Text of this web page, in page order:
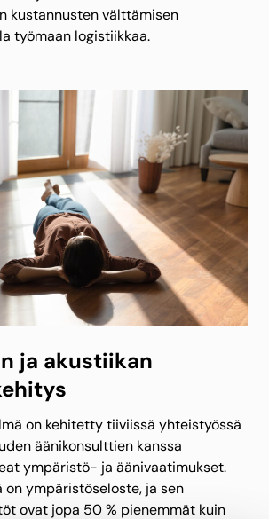
kustannusten välttämisen
työmaan logistiikkaa.
ja akustiikan
on kehitetty tiiviissä yhteistyössä
äänikonsulttien kanssa
ympäristö- ja äänivaatimukset.
ympäristöseloste, ja sen
ovat jopa 50 % pienemmät kuin